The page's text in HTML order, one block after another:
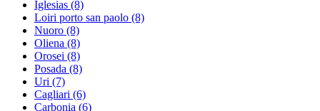
Iglesias (8)
Loiri porto san paolo (8)
Nuoro (8)
Oliena (8)
Orosei (8)
Posada (8)
Uri (7)
Cagliari (6)
Carbonia (6)